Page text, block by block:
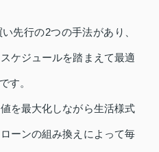
先行の2つの手法があり、
ケジュールを踏まえて最適
す。
を最大化しながら生活様式
ーンの組み換えによって毎